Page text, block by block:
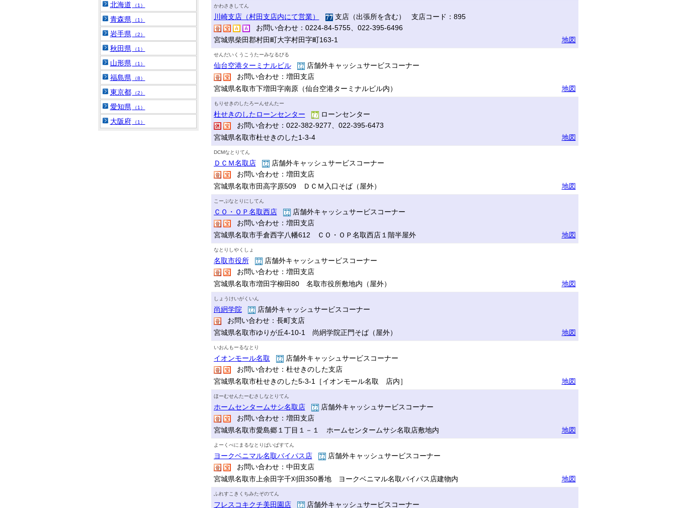
かわさきしてん
川崎支店（村田支店内にて営業）
支店（出張所を含む） 支店コード：895
お問い合わせ：0224-84-5755、022-395-6496
宮城県柴田郡村田町大字村田字町163-1
地図
せんだいくうこうたーみなるびる
仙台空港ターミナルビル
店舗外キャッシュサービスコーナー
お問い合わせ：増田支店
宮城県名取市下増田字南原（仙台空港ターミナルビル内）
地図
もりせきのしたろーんせんたー
杜せきのしたローンセンター
ローンセンター
お問い合わせ：022-382-9277、022-395-6473
宮城県名取市杜せきのした1-3-4
地図
DCMなとりてん
ＤＣＭ名取店
店舗外キャッシュサービスコーナー
お問い合わせ：増田支店
宮城県名取市田高字原509 ＤＣＭ入口そば（屋外）
地図
こーぷなとりにしてん
ＣＯ・ＯＰ名取西店
店舗外キャッシュサービスコーナー
お問い合わせ：増田支店
宮城県名取市手倉西字八幡612 ＣＯ・ＯＰ名取西店１階半屋外
地図
なとりしやくしょ
名取市役所
店舗外キャッシュサービスコーナー
お問い合わせ：増田支店
宮城県名取市増田字柳田80 名取市役所敷地内（屋外）
地図
しょうけいがくいん
尚絅学院
店舗外キャッシュサービスコーナー
お問い合わせ：長町支店
宮城県名取市ゆりが丘4-10-1 尚絅学院正門そば（屋外）
地図
いおんもーるなとり
イオンモール名取
店舗外キャッシュサービスコーナー
お問い合わせ：杜せきのした支店
宮城県名取市杜せきのした5-3-1［イオンモール名取 店内］
地図
ほーむせんたーむさしなとりてん
ホームセンタームサシ名取店
店舗外キャッシュサービスコーナー
お問い合わせ：増田支店
宮城県名取市愛島郷１丁目１－１ ホームセンタームサシ名取店敷地内
地図
よーくべにまるなとりばいぱすてん
ヨークベニマル名取バイパス店
店舗外キャッシュサービスコーナー
お問い合わせ：中田支店
宮城県名取市上余田字千刈田350番地 ヨークベニマル名取バイパス店建物内
地図
ふれすこきくちみたぞのてん
フレスコキクチ美田園店 店舗外キャッシュサービスコーナー
北海道 （1）
青森県 （1）
岩手県 （2）
秋田県 （1）
山形県 （1）
福島県 （8）
東京都 （2）
愛知県 （1）
大阪府 （1）